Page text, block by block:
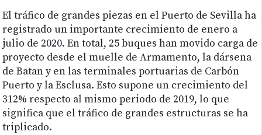
El tráfico de grandes piezas en el Puerto de Sevilla ha
registrado un importante crecimiento de enero a
julio de 2020. En total, 25 buques han movido carga de
proyecto desde el muelle de Armamento, la dársena
de Batan y en las terminales portuarias de Carbón
Puerto y la Esclusa. Esto supone un crecimiento del
312% respecto al mismo periodo de 2019, lo que
significa que el tráfico de grandes estructuras se ha
triplicado.